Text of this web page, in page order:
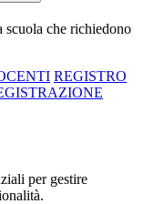
scuola che richiedono
REGISTRO
per gestire